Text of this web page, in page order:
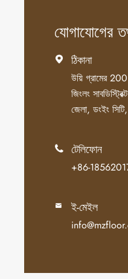
যোগাযোগের
 ঠিকানা
উয়ি গ্রামের 200
জিংলং
জেলা, ডংইং
 টেলিফোন
+86-
 ই-মেইল